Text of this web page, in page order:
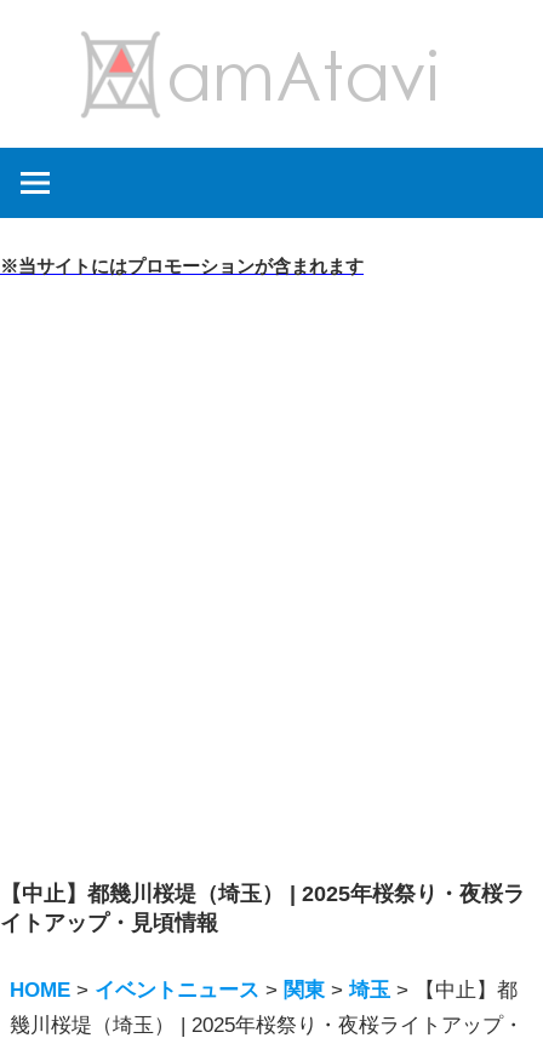
キ
を
→
※当サイトにはプロモーションが含まれます
【中止】都幾川桜堤（埼玉） | 2025年桜祭り・夜桜ラ
イトアップ・見頃情報
HOME > イベントニュース > 関東 >埼玉 >
【中止】都
幾川桜堤（埼玉） | 2025年桜祭り・夜桜ライトアップ・